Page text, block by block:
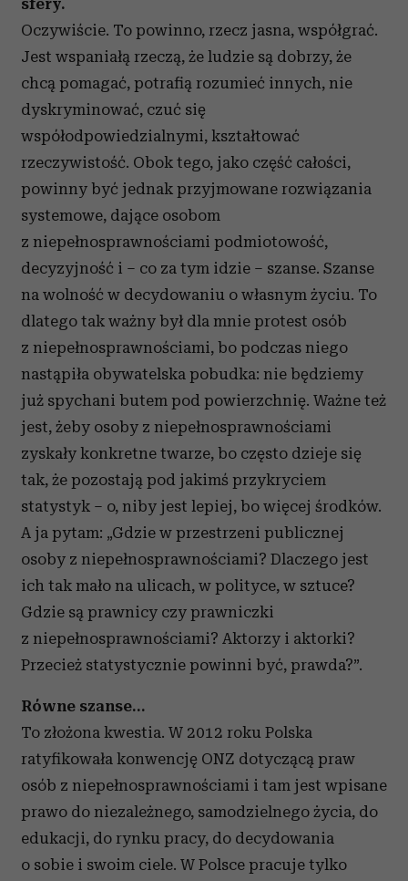
sfery.
Oczywiście. To powinno, rzecz jasna, współgrać.
Jest wspaniałą rzeczą, że ludzie są dobrzy, że
chcą pomagać, potrafią rozumieć innych, nie
dyskryminować, czuć się
współodpowiedzialnymi, kształtować
rzeczywistość. Obok tego, jako część całości,
powinny być jednak przyjmowane rozwiązania
systemowe, dające osobom
z niepełnosprawnościami podmiotowość,
decyzyjność i – co za tym idzie – szanse. Szanse
na wolność w decydowaniu o własnym życiu. To
dlatego tak ważny był dla mnie protest osób
z niepełnosprawnościami, bo podczas niego
nastąpiła obywatelska pobudka: nie będziemy
już spychani butem pod powierzchnię. Ważne też
jest, żeby osoby z niepełnosprawnościami
zyskały konkretne twarze, bo często dzieje się
tak, że pozostają pod jakimś przykryciem
statystyk – o, niby jest lepiej, bo więcej środków.
A ja pytam: „Gdzie w przestrzeni publicznej
osoby z niepełnosprawnościami? Dlaczego jest
ich tak mało na ulicach, w polityce, w sztuce?
Gdzie są prawnicy czy prawniczki
z niepełnosprawnościami? Aktorzy i aktorki?
Przecież statystycznie powinni być, prawda?”.
Równe szanse…
To złożona kwestia. W 2012 roku Polska
ratyfikowała konwencję ONZ dotyczącą praw
osób z niepełnosprawnościami i tam jest wpisane
prawo do niezależnego, samodzielnego życia, do
edukacji, do rynku pracy, do decydowania
o sobie i swoim ciele. W Polsce pracuje tylko